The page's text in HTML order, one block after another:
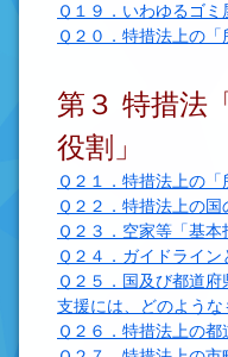
Ｑ１９．いわゆるゴ
Ｑ２０．特措法上の
第３ 特措法
役割」
Ｑ２１．特措法上の
Ｑ２２．特措法上の国
Ｑ２３．空家等「基
Ｑ２４．ガイドライ
Ｑ２５．国及び都道
支援には、どのような
Ｑ２６．特措法上の